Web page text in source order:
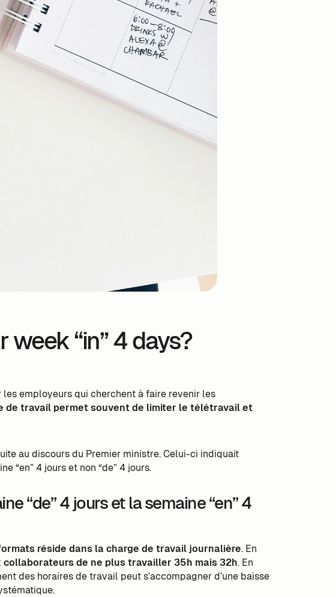
week “in” 4 days?
employeurs qui cherchent à faire revenir les
de travail permet souvent de limiter le télétravail et
au discours du Premier ministre. Celui-ci indiquait
“en” 4 jours et non “de” 4 jours.
“de” 4 jours et la semaine “en” 4
réside dans la charge de travail journalière. En
collaborateurs de ne plus travailler 35h mais 32h. En
des horaires de travail peut s’accompagner d’une baisse